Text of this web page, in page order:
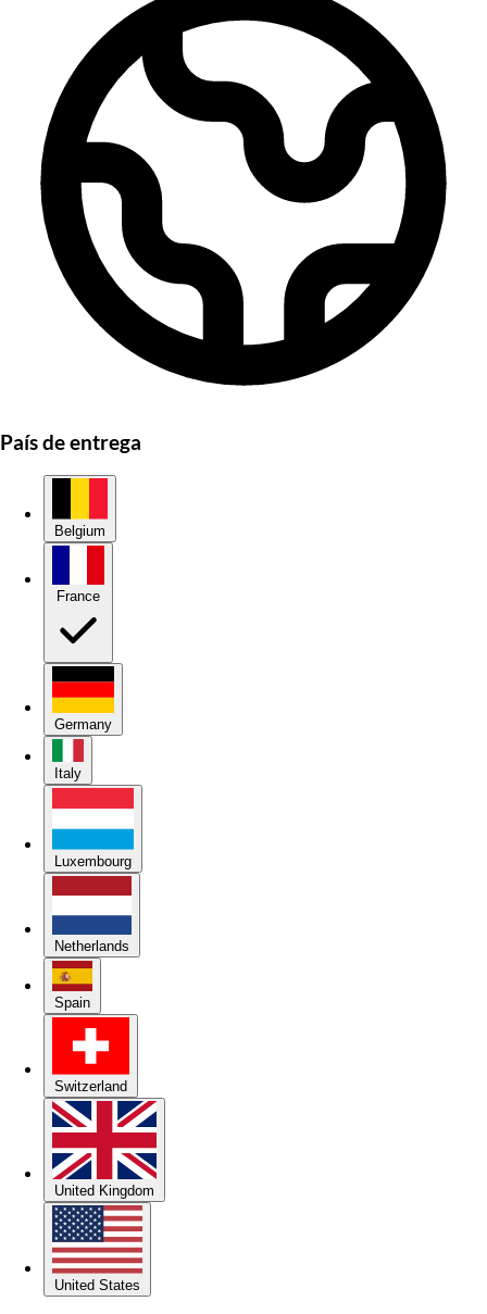
País de entrega
Belgium
Germany
Italy
Luxembourg
Netherlands
Spain
Switzerland
United Kingdom
United States